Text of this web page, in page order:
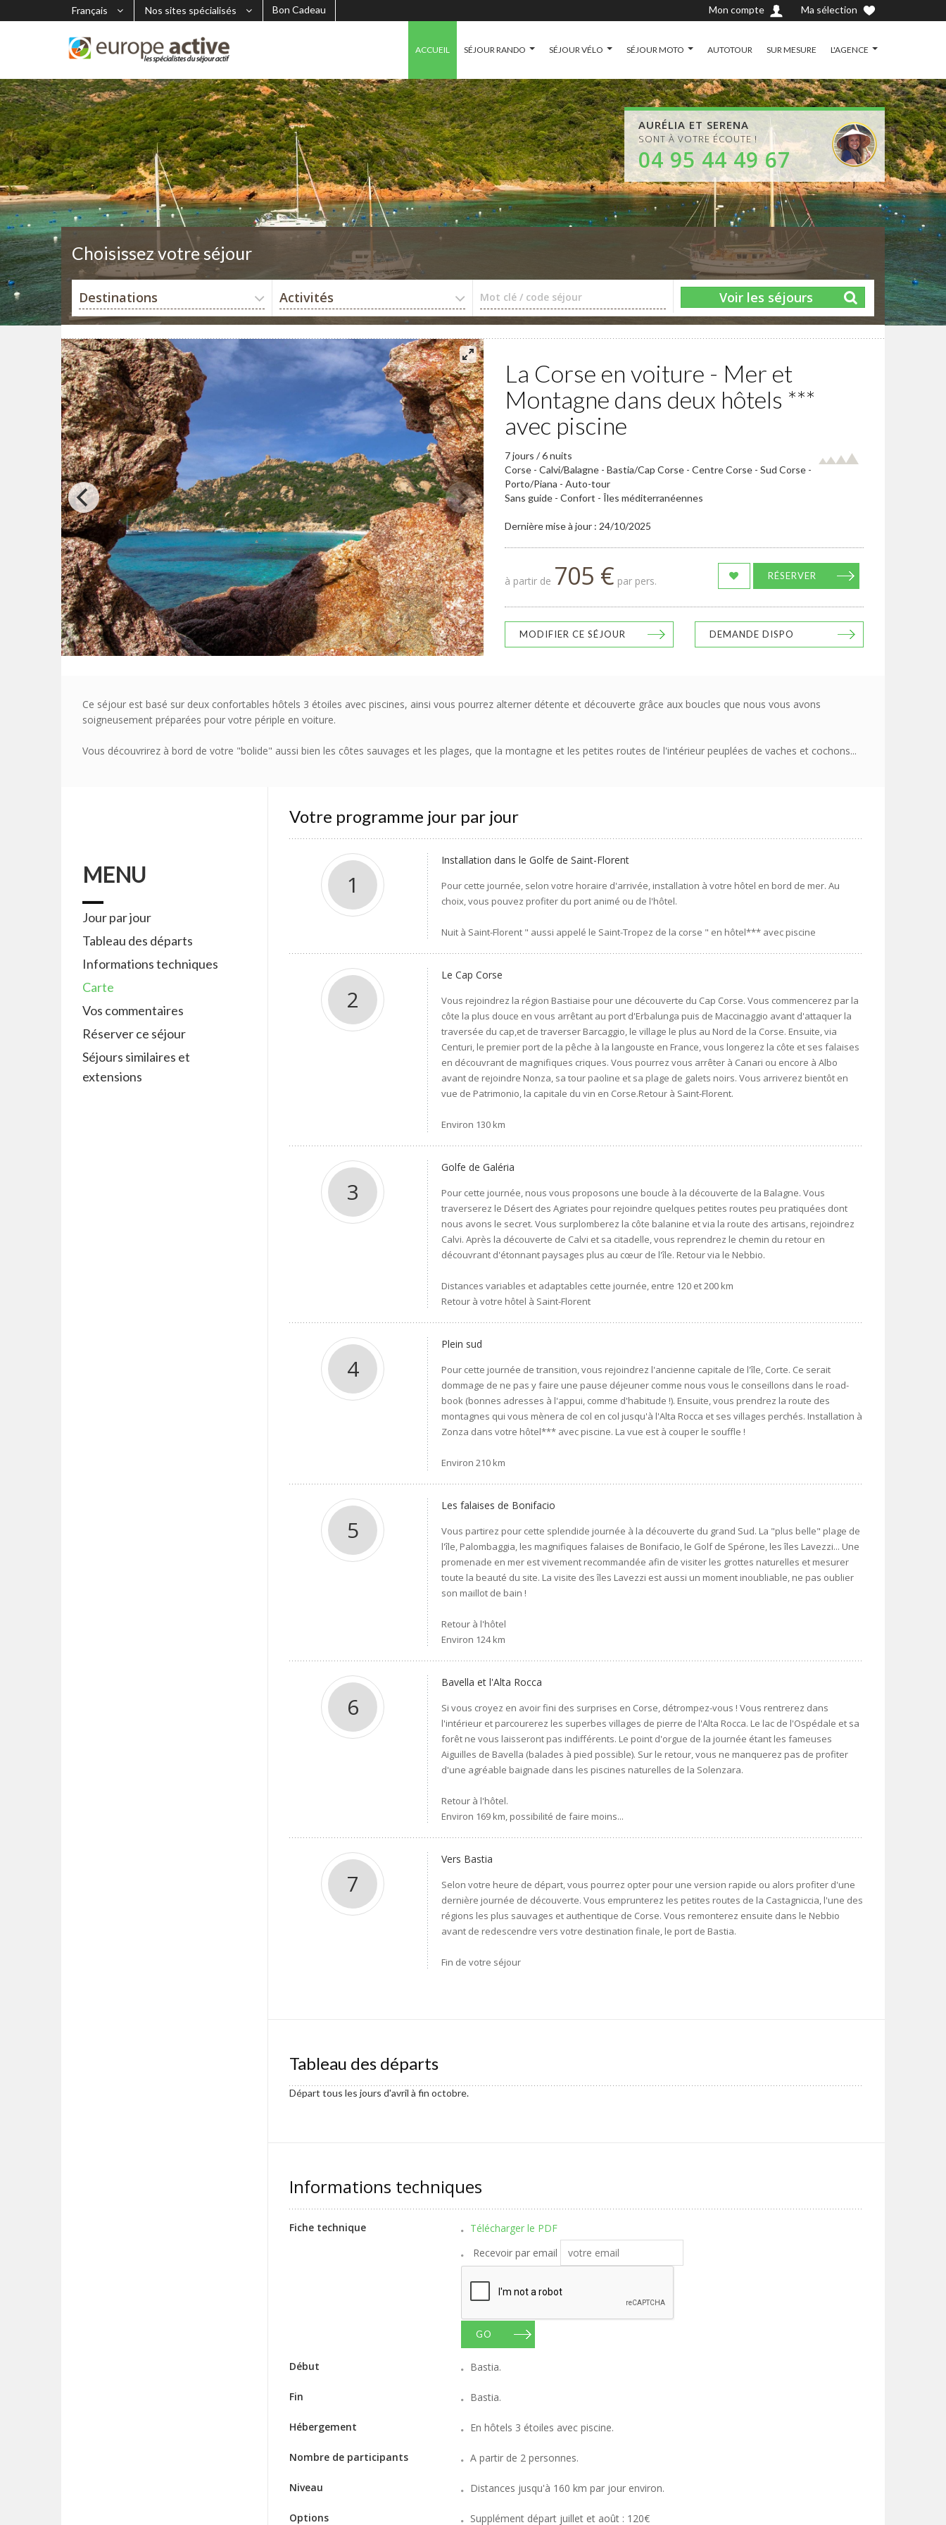
Français Nos sites spécialisés Bon Cadeau Ma sélection
Mon compte
ACCUEIL SÉJOUR RANDO SÉJOUR VÉLO SÉJOUR MOTO AUTOTOUR SUR MESURE L'AGENCE
AURÉLIA ET SERENA
SONT À VOTRE ÉCOUTE !
04 95 44 49 67
Choisissez votre séjour
Destinations Activités Mot clé / code séjour Voir les séjours
La Corse en voiture - Mer et
Montagne dans deux hôtels ***
avec piscine
7 jours / 6 nuits
Corse - Calvi/Balagne - Bastia/Cap Corse - Centre Corse - Sud Corse -
Porto/Piana - Auto-tour
Sans guide - Confort - Îles méditerranéennes
Dernière mise à jour : 24/10/2025
à partir de 705 € par pers. RÉSERVER
MODIFIER CE SÉJOUR DEMANDE DISPO
Ce séjour est basé sur deux confortables hôtels 3 étoiles avec piscines, ainsi vous pourrez alterner détente et découverte grâce aux boucles que nous vous avons
soigneusement préparées pour votre périple en voiture.
Vous découvrirez à bord de votre "bolide" aussi bien les côtes sauvages et les plages, que la montagne et les petites routes de l'intérieur peuplées de vaches et cochons...
MENU
Jour par jour
Tableau des départs
Informations techniques
Carte
Vos commentaires
Réserver ce séjour
Séjours similaires et
extensions
Votre programme jour par jour
1
Installation dans le Golfe de Saint-Florent
Pour cette journée, selon votre horaire d'arrivée, installation à votre hôtel en bord de mer. Au
choix, vous pouvez profiter du port animé ou de l'hôtel.
Nuit à Saint-Florent " aussi appelé le Saint-Tropez de la corse " en hôtel*** avec piscine
2
Le Cap Corse
Vous rejoindrez la région Bastiaise pour une découverte du Cap Corse. Vous commencerez par la
côte la plus douce en vous arrêtant au port d'Erbalunga puis de Maccinaggio avant d'attaquer la
traversée du cap,et de traverser Barcaggio, le village le plus au Nord de la Corse. Ensuite, via
Centuri, le premier port de la pêche à la langouste en France, vous longerez la côte et ses falaises
en découvrant de magnifiques criques. Vous pourrez vous arrêter à Canari ou encore à Albo
avant de rejoindre Nonza, sa tour paoline et sa plage de galets noirs. Vous arriverez bientôt en
vue de Patrimonio, la capitale du vin en Corse.Retour à Saint-Florent.
Environ 130 km
3
Golfe de Galéria
Pour cette journée, nous vous proposons une boucle à la découverte de la Balagne. Vous
traverserez le Désert des Agriates pour rejoindre quelques petites routes peu pratiquées dont
nous avons le secret. Vous surplomberez la côte balanine et via la route des artisans, rejoindrez
Calvi. Après la découverte de Calvi et sa citadelle, vous reprendrez le chemin du retour en
découvrant d'étonnant paysages plus au cœur de l'île. Retour via le Nebbio.
Distances variables et adaptables cette journée, entre 120 et 200 km
Retour à votre hôtel à Saint-Florent
4
Plein sud
Pour cette journée de transition, vous rejoindrez l'ancienne capitale de l'île, Corte. Ce serait
dommage de ne pas y faire une pause déjeuner comme nous vous le conseillons dans le road-
book (bonnes adresses à l'appui, comme d'habitude !). Ensuite, vous prendrez la route des
montagnes qui vous mènera de col en col jusqu'à l'Alta Rocca et ses villages perchés. Installation à
Zonza dans votre hôtel*** avec piscine. La vue est à couper le souffle !
Environ 210 km
5
Les falaises de Bonifacio
Vous partirez pour cette splendide journée à la découverte du grand Sud. La "plus belle" plage de
l'île, Palombaggia, les magnifiques falaises de Bonifacio, le Golf de Spérone, les îles Lavezzi... Une
promenade en mer est vivement recommandée afin de visiter les grottes naturelles et mesurer
toute la beauté du site. La visite des îles Lavezzi est aussi un moment inoubliable, ne pas oublier
son maillot de bain !
Retour à l'hôtel
Environ 124 km
6
Bavella et l'Alta Rocca
Si vous croyez en avoir fini des surprises en Corse, détrompez-vous ! Vous rentrerez dans
l'intérieur et parcourerez les superbes villages de pierre de l'Alta Rocca. Le lac de l'Ospédale et sa
forêt ne vous laisseront pas indifférents. Le point d'orgue de la journée étant les fameuses
Aiguilles de Bavella (balades à pied possible). Sur le retour, vous ne manquerez pas de profiter
d'une agréable baignade dans les piscines naturelles de la Solenzara.
Retour à l'hôtel.
Environ 169 km, possibilité de faire moins...
7
Vers Bastia
Selon votre heure de départ, vous pourrez opter pour une version rapide ou alors profiter d'une
dernière journée de découverte. Vous emprunterez les petites routes de la Castagniccia, l'une des
régions les plus sauvages et authentique de Corse. Vous remonterez ensuite dans le Nebbio
avant de redescendre vers votre destination finale, le port de Bastia.
Fin de votre séjour
Tableau des départs
Départ tous les jours d'avril à fin octobre.
Informations techniques
Fiche technique
Télécharger le PDF
Recevoir par email
GO
Début Bastia.
Fin Bastia.
Hébergement En hôtels 3 étoiles avec piscine.
Nombre de participants A partir de 2 personnes.
Niveau Distances jusqu'à 160 km par jour environ.
Options Supplément départ juillet et août : 120€